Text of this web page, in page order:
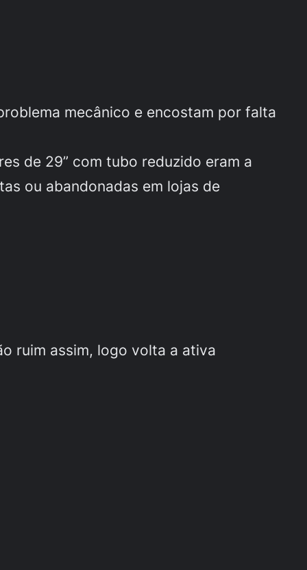
mecânico e encostam por falta
de 29” com tubo reduzido eram a
ou abandonadas em lojas de
ruim assim, logo volta a ativa